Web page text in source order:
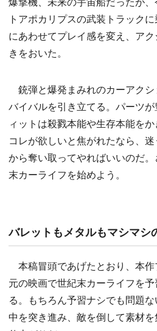
トアポカリプスの武装トラック
にあわせてプレイ感を変え、ア
きをおいた。
銃弾と爆発まみれのカーアク
バイバルを引き立てる。パーツ
ィットは殺戮本能や生存本能を
コレが欲しいと焦がれたなら、
から奪い取ってやればいいのだ
末カーライフを始めよう。
バレットもメタルもマシマシ
本稿冒頭であげたとおり、本
元の映画で世紀末カーライフを
る。もちろん予習ナシでも問題
中を突き進み、敵を倒して素材